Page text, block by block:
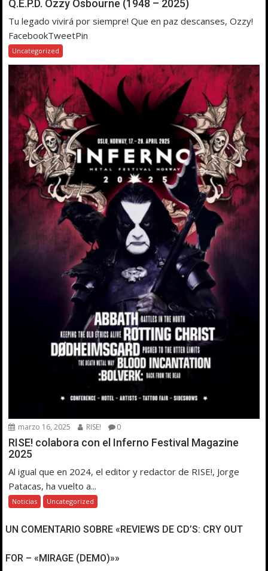
Q.E.P.D. Ozzy Osbourne (1948 – 2025)
Tu legado vivirá por siempre! Que en paz descanses, Ozzy!
FacebookTweetPin
Uncategorized
marzo 16, 2025 RISE! 0
RISE! colabora con el Inferno Festival Magazine
2025
Al igual que en 2024, el editor y redactor de RISE!, Jorge
Patacas, ha vuelto a...
Noticias Uncategorized
UN COMENTARIO SOBRE «REVIEWS DE CD’S: CRY OUT
FOR – «MIRAGE (DEMO)»»